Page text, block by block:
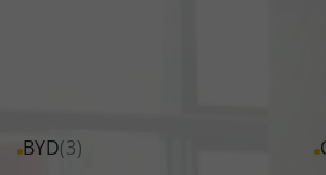
BYD(3)
Alle